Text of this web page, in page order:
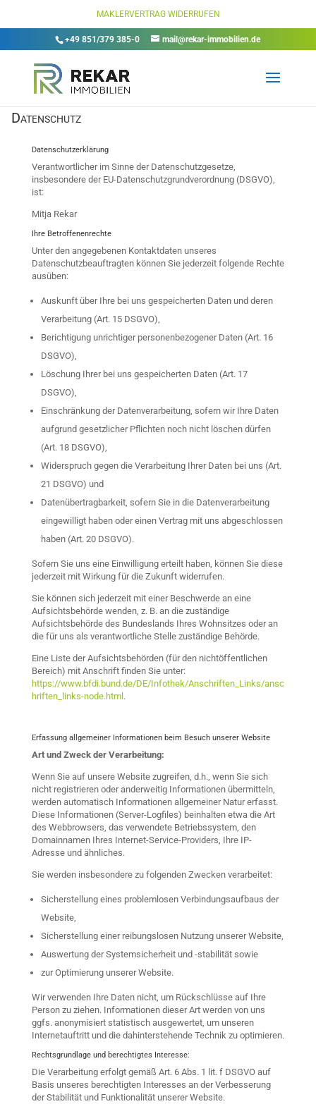
MAKLERVERTRAG WIDERRUFEN
+49 851/379 385-0 mail@rekar-immobilien.de
Datenschutz
Datenschutzerklärung
Verantwortlicher im Sinne der Datenschutzgesetze,
insbesondere der EU-Datenschutzgrundverordnung (DSGVO),
ist:
Mitja Rekar
Ihre Betroffenenrechte
Unter den angegebenen Kontaktdaten unseres
Datenschutzbeauftragten können Sie jederzeit folgende Rechte
ausüben:
Auskunft über Ihre bei uns gespeicherten Daten und deren
Verarbeitung (Art. 15 DSGVO),
Berichtigung unrichtiger personenbezogener Daten (Art. 16
DSGVO),
Löschung Ihrer bei uns gespeicherten Daten (Art. 17
DSGVO),
Einschränkung der Datenverarbeitung, sofern wir Ihre Daten
aufgrund gesetzlicher Pflichten noch nicht löschen dürfen
(Art. 18 DSGVO),
Widerspruch gegen die Verarbeitung Ihrer Daten bei uns (Art.
21 DSGVO) und
Datenübertragbarkeit, sofern Sie in die Datenverarbeitung
eingewilligt haben oder einen Vertrag mit uns abgeschlossen
haben (Art. 20 DSGVO).
Sofern Sie uns eine Einwilligung erteilt haben, können Sie diese
jederzeit mit Wirkung für die Zukunft widerrufen.
Sie können sich jederzeit mit einer Beschwerde an eine
Aufsichtsbehörde wenden, z. B. an die zuständige
Aufsichtsbehörde des Bundeslands Ihres Wohnsitzes oder an
die für uns als verantwortliche Stelle zuständige Behörde.
Eine Liste der Aufsichtsbehörden (für den nichtöffentlichen
Bereich) mit Anschrift finden Sie unter:
https://www.bfdi.bund.de/DE/Infothek/Anschriften_Links/ansc
hriften_links-node.html .
Erfassung allgemeiner Informationen beim Besuch unserer Website
Art und Zweck der Verarbeitung:
Wenn Sie auf unsere Website zugreifen, d.h., wenn Sie sich
nicht registrieren oder anderweitig Informationen übermitteln,
werden automatisch Informationen allgemeiner Natur erfasst.
Diese Informationen (Server-Logfiles) beinhalten etwa die Art
des Webbrowsers, das verwendete Betriebssystem, den
Domainnamen Ihres Internet-Service-Providers, Ihre IP-
Adresse und ähnliches.
Sie werden insbesondere zu folgenden Zwecken verarbeitet:
Sicherstellung eines problemlosen Verbindungsaufbaus der
Website,
Sicherstellung einer reibungslosen Nutzung unserer Website,
Auswertung der Systemsicherheit und -stabilität sowie
zur Optimierung unserer Website.
Wir verwenden Ihre Daten nicht, um Rückschlüsse auf Ihre
Person zu ziehen. Informationen dieser Art werden von uns
ggfs. anonymisiert statistisch ausgewertet, um unseren
Internetauftritt und die dahinterstehende Technik zu optimieren.
Rechtsgrundlage und berechtigtes Interesse:
Die Verarbeitung erfolgt gemäß Art. 6 Abs. 1 lit. f DSGVO auf
Basis unseres berechtigten Interesses an der Verbesserung
der Stabilität und Funktionalität unserer Website.